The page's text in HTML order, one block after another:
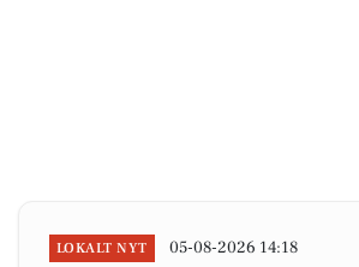
LOKALT NYT 05-08-2026 14:18